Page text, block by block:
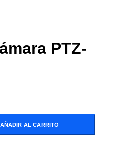
PTZ-
AÑADIR AL CARRITO